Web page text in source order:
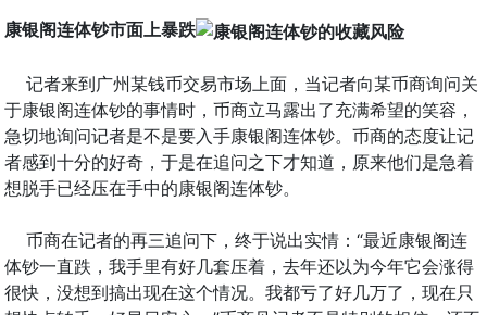
康银阁连体钞市面上暴跌
记者来到广州某钱币交易市场上面，当记者向某币商询问关
于康银阁连体钞的事情时，币商立马露出了充满希望的笑容，
急切地询问记者是不是要入手康银阁连体钞。币商的态度让记
者感到十分的好奇，于是在追问之下才知道，原来他们是急着
想脱手已经压在手中的康银阁连体钞。
币商在记者的再三追问下，终于说出实情：“最近康银阁连
体钞一直跌，我手里有好几套压着，去年还以为今年它会涨得
很快，没想到搞出现在这个情况。我都亏了好几万了，现在只